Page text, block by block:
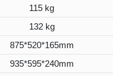
115 kg
132 kg
875*520*165mm
935*595*240mm